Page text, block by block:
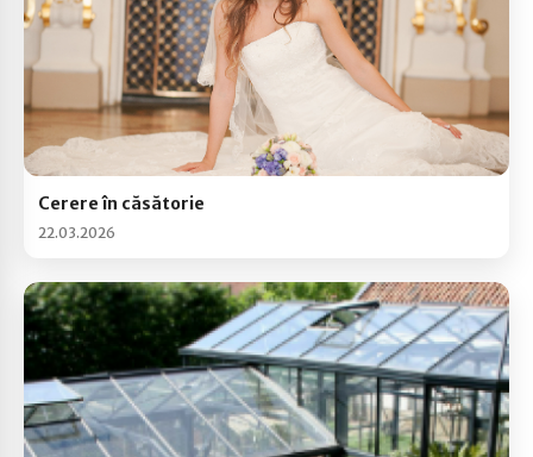
Cerere în căsătorie
22.03.2026